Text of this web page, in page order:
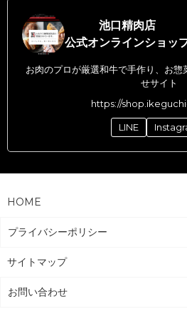
池口精肉店
公式オンラインショッ
お肉のプロが厳選和牛で手作り、お
せサイト
https://
LINE
HOME
プライバシーポリシー
サイトマップ
お問い合わせ